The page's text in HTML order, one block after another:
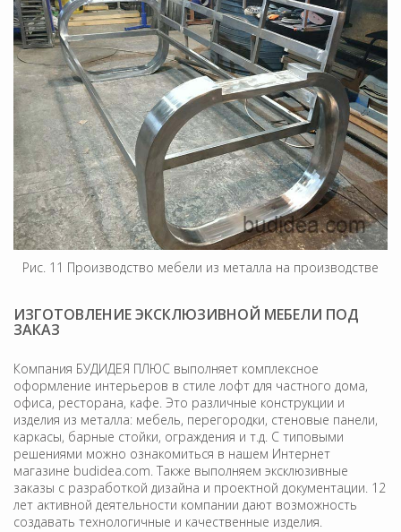
Рис. 11 Производство мебели из металла на производстве
ИЗГОТОВЛЕНИЕ ЭКСКЛЮЗИВНОЙ МЕБЕЛИ ПОД
ЗАКАЗ
Компания БУДИДЕЯ ПЛЮС выполняет комплексное
оформление интерьеров в стиле лофт для частного дома,
офиса, ресторана, кафе. Это различные конструкции и
изделия из металла: мебель, перегородки, стеновые панели,
каркасы, барные стойки, ограждения и т.д. С типовыми
решениями можно ознакомиться в нашем Интернет
магазине budidea.com. Также выполняем эксклюзивные
заказы с разработкой дизайна и проектной документации. 12
лет активной деятельности компании дают возможность
создавать технологичные и качественные изделия.